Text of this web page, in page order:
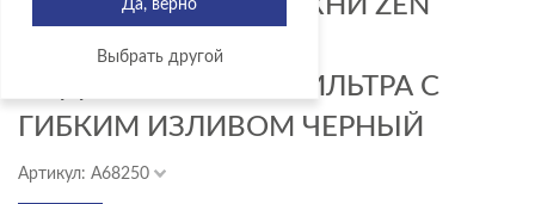
СМЕСИТЕЛЬ ДЛЯ КУХНИ ZEN
ОДНОРЫЧАЖНЫЙ С
ПОДКЛЮЧЕНИЕМ ФИЛЬТРА С
ГИБКИМ ИЗЛИВОМ ЧЕРНЫЙ
Артикул: A68250
Да, верно
Выбрать другой